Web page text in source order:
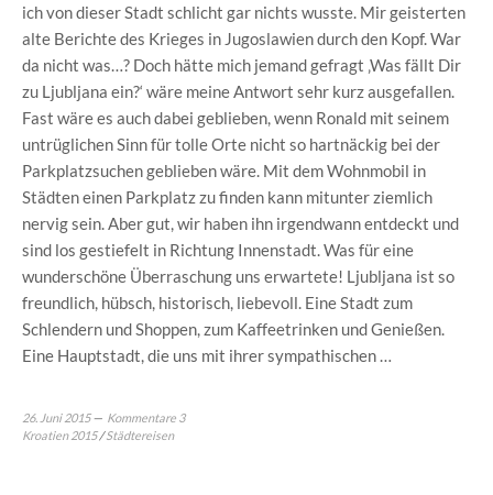
ich von dieser Stadt schlicht gar nichts wusste. Mir geisterten
alte Berichte des Krieges in Jugoslawien durch den Kopf. War
da nicht was…? Doch hätte mich jemand gefragt ‚Was fällt Dir
zu Ljubljana ein?‘ wäre meine Antwort sehr kurz ausgefallen.
Fast wäre es auch dabei geblieben, wenn Ronald mit seinem
untrüglichen Sinn für tolle Orte nicht so hartnäckig bei der
Parkplatzsuchen geblieben wäre. Mit dem Wohnmobil in
Städten einen Parkplatz zu finden kann mitunter ziemlich
nervig sein. Aber gut, wir haben ihn irgendwann entdeckt und
sind los gestiefelt in Richtung Innenstadt. Was für eine
wunderschöne Überraschung uns erwartete! Ljubljana ist so
freundlich, hübsch, historisch, liebevoll. Eine Stadt zum
Schlendern und Shoppen, zum Kaffeetrinken und Genießen.
Eine Hauptstadt, die uns mit ihrer sympathischen …
26. Juni 2015
Kommentare 3
Kroatien 2015/Städtereisen